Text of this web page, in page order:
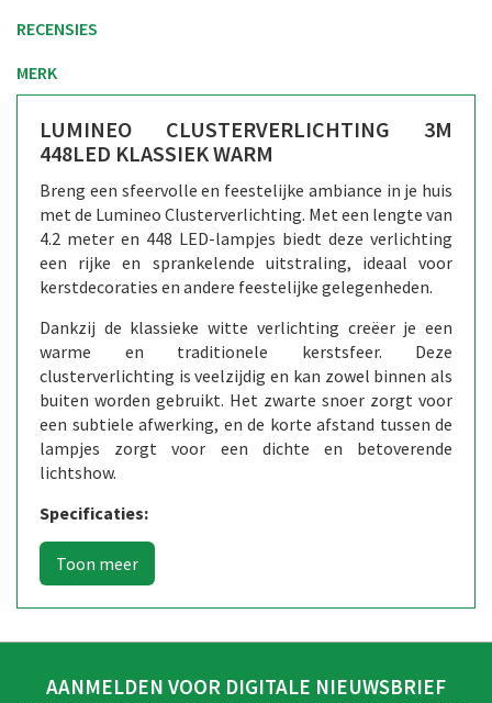
RECENSIES
MERK
LUMINEO CLUSTERVERLICHTING 3M
448LED KLASSIEK WARM
Breng een sfeervolle en feestelijke ambiance in je huis
met de Lumineo Clusterverlichting. Met een lengte van
4.2 meter en 448 LED-lampjes biedt deze verlichting
een rijke en sprankelende uitstraling, ideaal voor
kerstdecoraties en andere feestelijke gelegenheden.
Dankzij de klassieke witte verlichting creëer je een
warme en traditionele kerstsfeer. Deze
clusterverlichting is veelzijdig en kan zowel binnen als
buiten worden gebruikt. Het zwarte snoer zorgt voor
een subtiele afwerking, en de korte afstand tussen de
lampjes zorgt voor een dichte en betoverende
lichtshow.
Specificaties:
AANMELDEN VOOR DIGITALE NIEUWSBRIEF